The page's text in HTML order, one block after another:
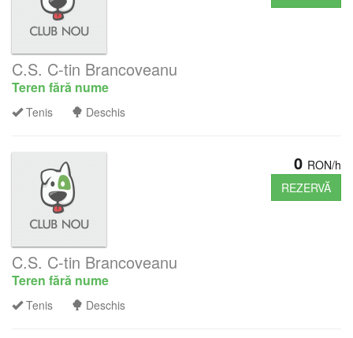
C.S. C-tin Brancoveanu
Teren fără nume
Tenis Deschis
0 RON/h
REZERVĂ
C.S. C-tin Brancoveanu
Teren fără nume
Tenis Deschis